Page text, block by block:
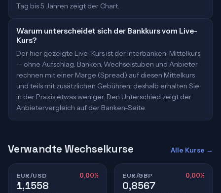
Tag bis 5 Jahren zeigt der Chart.
Warum unterscheidet sich der Bankkurs vom Live-
Kurs?
Der hier gezeigte Live-Kurs ist der Interbanken-Mittelkurs
— ohne Aufschlag. Banken, Wechselstuben und Anbieter
rechnen mit einer Marge (Spread) auf diesen Mittelkurs
und teils mit zusätzlichen Gebühren; deshalb erhalten Sie
in der Praxis etwas weniger. Den Unterschied zeigt der
Anbietervergleich auf der Banken-Seite.
Verwandte Wechselkurse Alle Kurse →
EUR/USD 0,00%
1,1558
EUR/GBP 0,00%
0,8567